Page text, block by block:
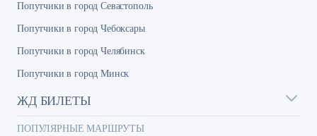
Попутчики в город Севастополь
Попутчики в город Чебоксары
Попутчики в город Челябинск
Попутчики в город Минск
ЖД БИЛЕТЫ
ПОПУЛЯРНЫЕ МАРШРУТЫ